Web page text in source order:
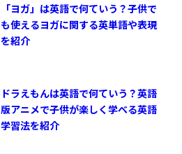
「ヨガ」は英語で何ていう？子供で
も使えるヨガに関する英単語や表現
を紹介
ドラえもんは英語で何ていう？英語
版アニメで子供が楽しく学べる英語
学習法を紹介